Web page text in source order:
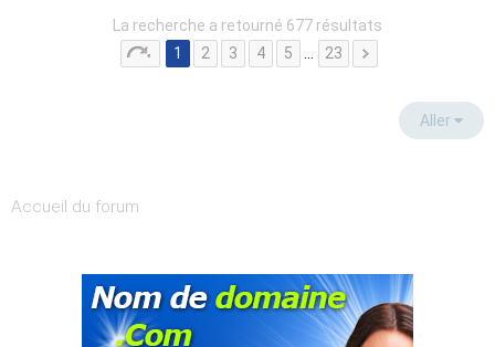
La recherche a retourné 677 résultats
1
2 3 4 5 23
Aller
Accueil du forum